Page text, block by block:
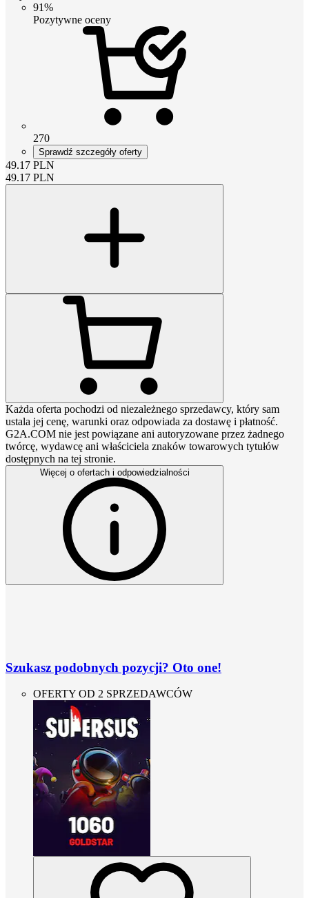
91%
Pozytywne oceny
270
Sprawdź szczegóły oferty
49.17 PLN
49.17 PLN
Każda oferta pochodzi od niezależnego sprzedawcy, który sam
ustala jej cenę, warunki oraz odpowiada za dostawę i płatność.
G2A.COM nie jest powiązane ani autoryzowane przez żadnego
twórcę, wydawcę ani właściciela znaków towarowych tytułów
dostępnych na tej stronie.
Więcej o ofertach i odpowiedzialności
Szukasz podobnych pozycji? Oto one!
OFERTY OD 2 SPRZEDAWCÓW